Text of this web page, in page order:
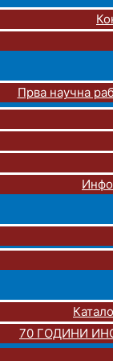
Прва научна
70 ГОДИНИ